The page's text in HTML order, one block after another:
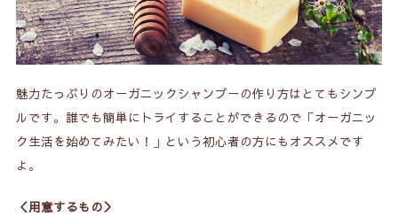
魅力たっぷりのオーガニックシャンプーの作り方はとてもシンプ
ルです。誰でも簡単にトライすることができるので「オーガニッ
ク生活を始めてみたい！」という初心者の方にもオススメです
よ。
＜用意するもの＞